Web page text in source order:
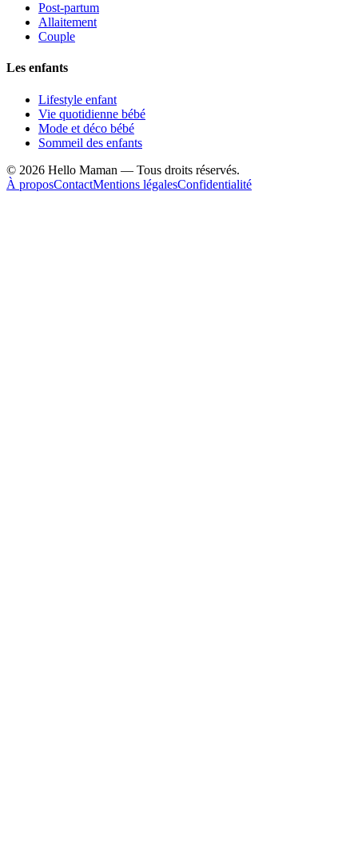
Post-partum
Allaitement
Couple
Les enfants
Lifestyle enfant
Vie quotidienne bébé
Mode et déco bébé
Sommeil des enfants
© 2026 Hello Maman — Tous droits réservés.
À proposContactMentions légalesConfidentialité